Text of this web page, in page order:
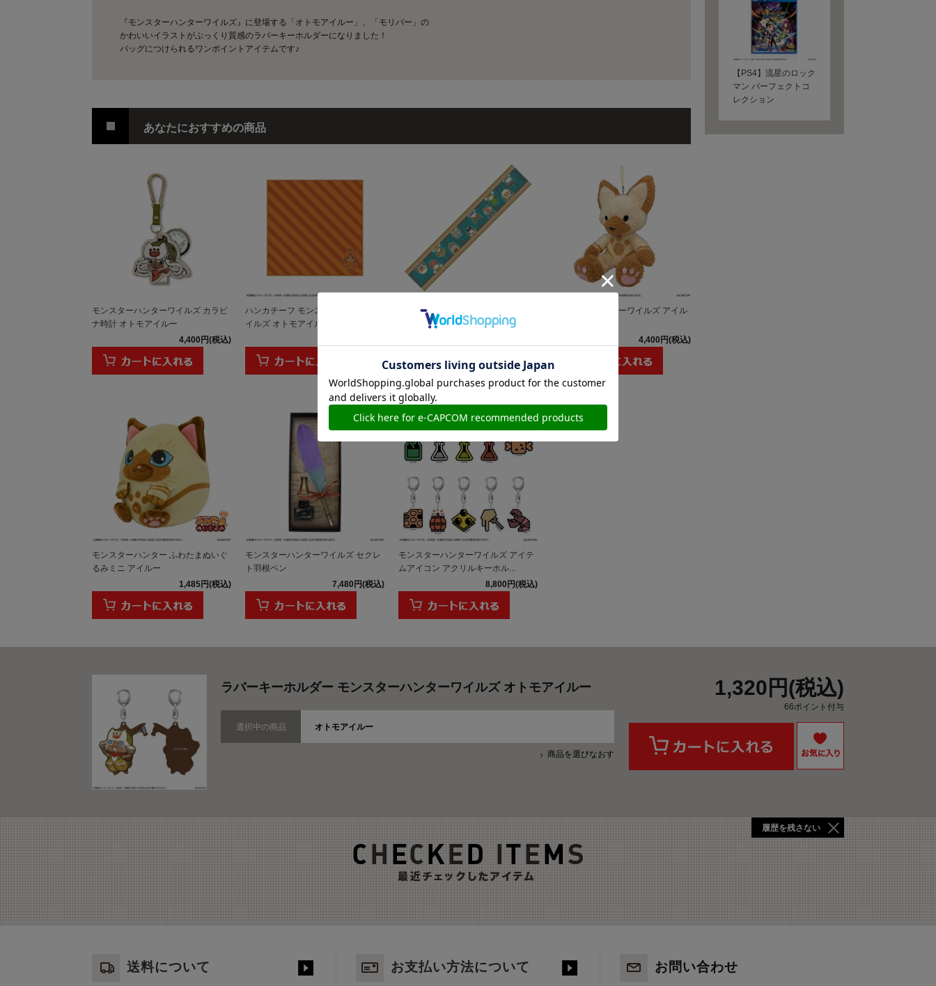
『モンスターハンターワイルズ』に登場する「オトモアイルー」、「モリバー」の
かわいいイラストがぷっくり質感のラバーキーホルダーになりました！
バッグにつけられるワンポイントアイテムです♪
あなたにおすすめの商品
モンスターハンターワイルズ カラビ
ナ時計 オトモアイルー
4,400円(税込)
ハンカチーフ モンスターハンターワ
イルズ オトモアイルー
マフラータオル モンスターハンター
ワイルズ イラストスタイル
モンスターハンターワイルズ アイル
4,400円(税込)
モンスターハンター ふわたまぬいぐ
るみミニ アイルー
1,485円(税込)
モンスターハンターワイルズ セクレ
ト羽根ペン
7,480円(税込)
モンスターハンターワイルズ アイテ
ムアイコン アクリルキーホル...
8,800円(税込)
【PS4】流星のロック
マン パーフェクトコ
レクション
ラバーキーホルダー モンスターハンターワイルズ オトモアイルー
選択中の商品 オトモアイルー
商品を選びなおす
1,320円(税込)
66ポイント付与
履歴を残さない
送料について お支払い方法について お問い合わせ